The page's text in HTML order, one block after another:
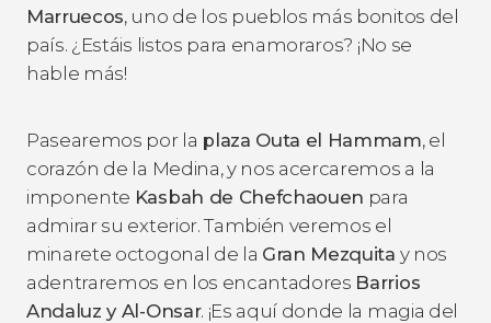
Marruecos, uno de los pueblos más bonitos del
país. ¿Estáis listos para enamoraros? ¡No se
hable más!
Pasearemos por la plaza Outa el Hammam, el
corazón de la Medina, y nos acercaremos a la
imponente Kasbah de Chefchaouen para
admirar su exterior. También veremos el
minarete octogonal de la Gran Mezquita y nos
adentraremos en los encantadores Barrios
Andaluz y Al-Onsar. ¡Es aquí donde la magia del